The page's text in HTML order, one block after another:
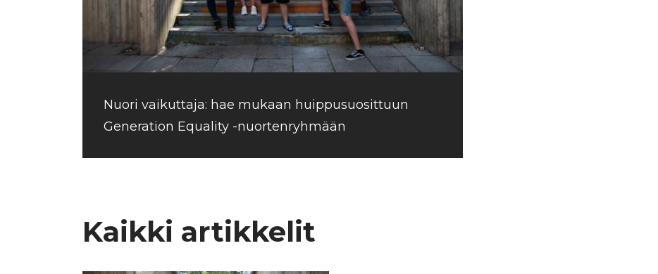
Nuori vaikuttaja: hae mukaan huippusuosittuun
Generation Equality -nuortenryhmään
Kaikki artikkelit